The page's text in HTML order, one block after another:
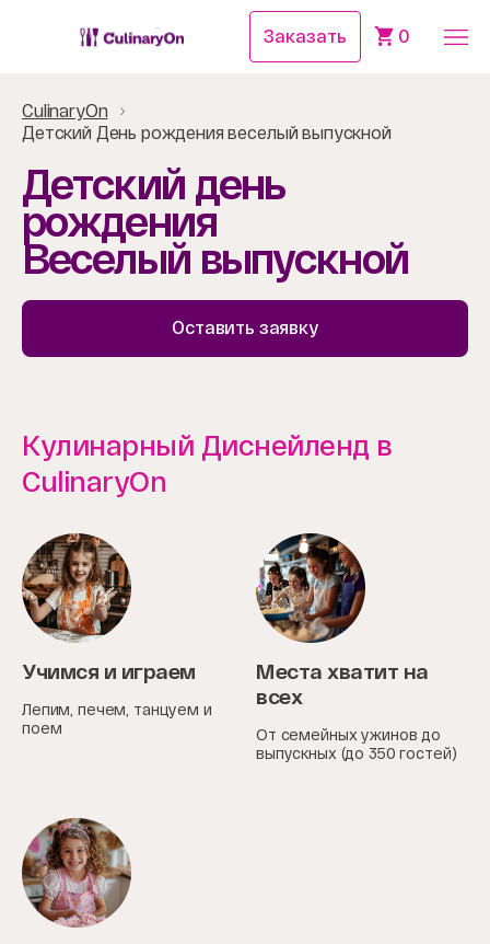
Заказать 0
CulinaryOn
Детский День рождения веселый выпускной
Детский день
рождения
Веселый выпускной
Оставить заявку
Кулинарный Диснейленд в
CulinaryOn
Учимся и играем
Лепим, печем, танцуем и
поем
Места хватит на
всех
От семейных ужинов до
выпускных (до 350 гостей)